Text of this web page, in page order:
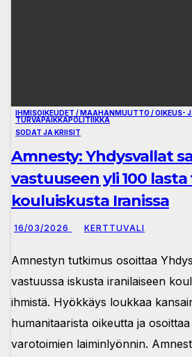
IHMISOIKEUDET / MAAHANMUUTTO / OIKEUS-
TURVAPAIKKAPOLITIIKKA
SODAT JA KRIISIT
Amnesty: Yhdysvallat
vastuuseen yli 100
kouluiskusta Iranissa
16/03/2026 KERTTUVALI
Amnestyn tutkimus osoittaa
vastuussa iskusta iranilaiseen
ihmistä. Hyökkäys loukkaa
humanitaarista oikeutta ja
varotoimien laiminlyönnin.